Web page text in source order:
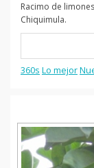
Racimo de
Chiquimula.
360s Lo mejor